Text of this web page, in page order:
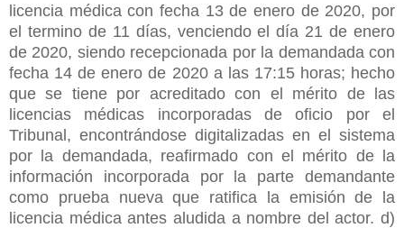
licencia médica con fecha 13 de enero de 2020, por
el termino de 11 días, venciendo el día 21 de enero
de 2020, siendo recepcionada por la demandada con
fecha 14 de enero de 2020 a las 17:15 horas; hecho
que se tiene por acreditado con el mérito de las
licencias médicas incorporadas de oficio por el
Tribunal, encontrándose digitalizadas en el sistema
por la demandada, reafirmado con el mérito de la
información incorporada por la parte demandante
como prueba nueva que ratifica la emisión de la
licencia médica antes aludida a nombre del actor. d)